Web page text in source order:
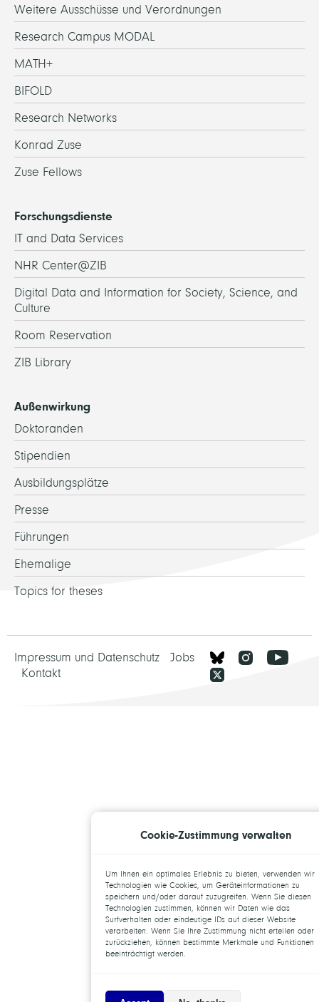
Weitere Ausschüsse und Verordnungen
Research Campus MODAL
MATH+
BIFOLD
Research Networks
Konrad Zuse
Zuse Fellows
Forschungsdienste
IT and Data Services
NHR Center@ZIB
Digital Data and Information for Society, Science, and
Culture
Room Reservation
ZIB Library
Außenwirkung
Doktoranden
Stipendien
Ausbildungsplätze
Presse
Führungen
Ehemalige
Topics for theses
Impressum und Datenschutz
Jobs
Kontakt
Cookie-Zustimmung verwalten
Um Ihnen ein optimales Erlebnis zu bieten, verwenden wir
Technologien wie Cookies, um Geräteinformationen zu
speichern und/oder darauf zuzugreifen. Wenn Sie diesen
Technologien zustimmen, können wir Daten wie das
Surfverhalten oder eindeutige IDs auf dieser Website
verarbeiten. Wenn Sie Ihre Zustimmung nicht erteilen oder
zurückziehen, können bestimmte Merkmale und Funktionen
beeinträchtigt werden.